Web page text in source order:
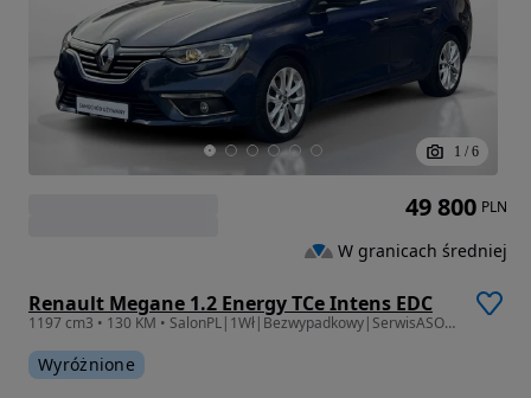
1 / 6
Renault Megane 1.2 Energy TCe Intens EDC
1197 cm3 • 130 KM • SalonPL|1Wł|Bezwypadkowy|SerwisASO|Gwarancja|Kamera|Tempomat_Aktywny
Wyróżnione
49 800 PLN
W granicach średniej